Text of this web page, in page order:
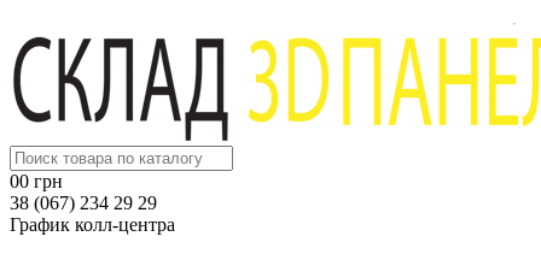
00 грн
38 (067) 234 29 29
График колл-центра